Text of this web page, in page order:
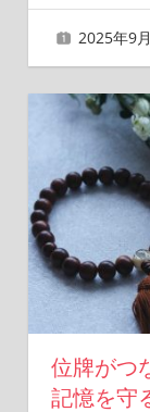
2025年9
位牌がつ
記憶を守